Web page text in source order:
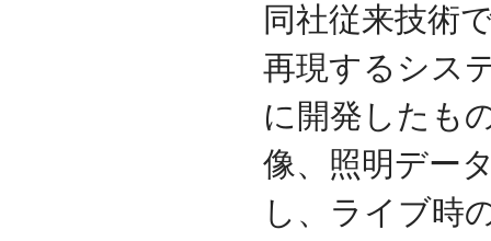
同社従来技術
再現するシス
に開発したも
像、照明デー
し、ライブ時